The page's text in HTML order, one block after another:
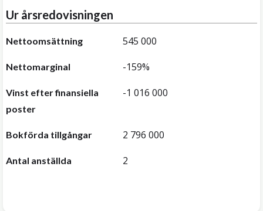
Ur årsredovisningen
Nettoomsättning 545 000
Nettomarginal -159%
Vinst efter finansiella
poster
-1 016 000
Bokförda tillgångar 2 796 000
Antal anställda 2